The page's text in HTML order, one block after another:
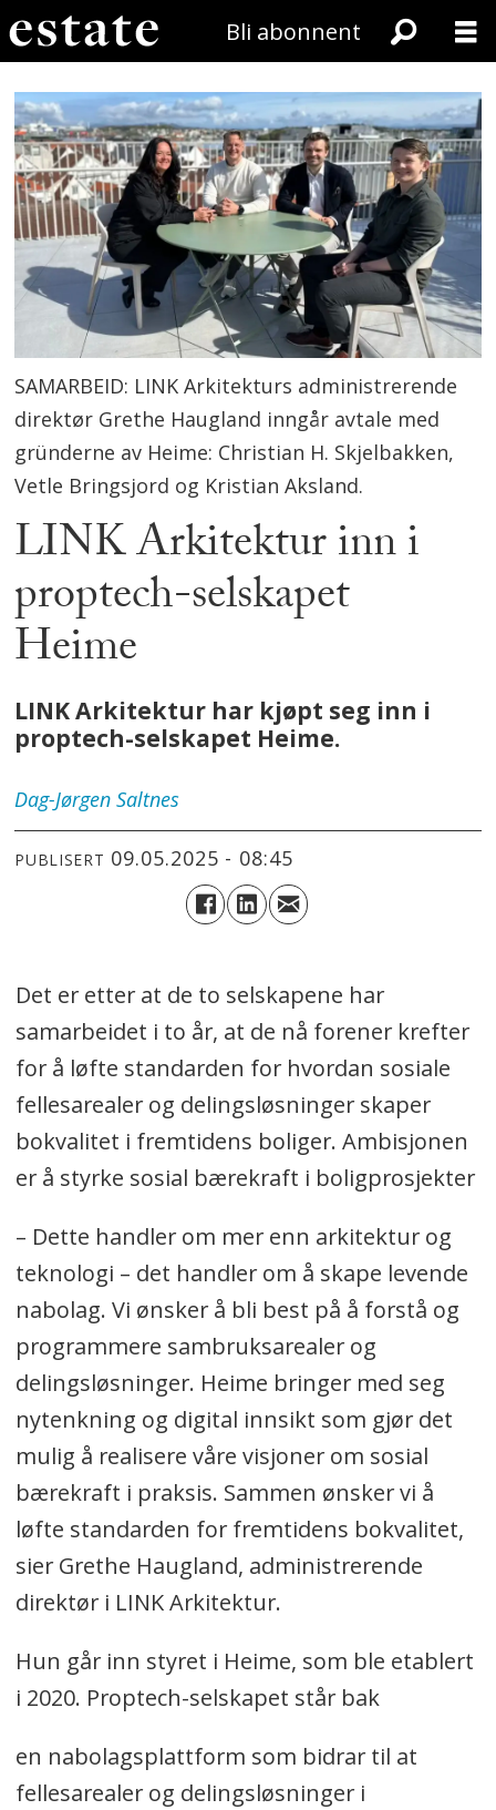
Bli abonnent
SAMARBEID: LINK Arkitekturs administrerende
direktør Grethe Haugland inngår avtale med
gründerne av Heime: Christian H. Skjelbakken,
Vetle Bringsjord og Kristian Aksland.
LINK Arkitektur inn i
proptech-selskapet
Heime
LINK Arkitektur har kjøpt seg inn i
proptech-selskapet Heime.
Dag-Jørgen Saltnes
PUBLISERT 09.05.2025 - 08:45
Det er etter at de to selskapene har
samarbeidet i to år, at de nå forener krefter
for å løfte standarden for hvordan sosiale
fellesarealer og delingsløsninger skaper
bokvalitet i fremtidens boliger. Ambisjonen
er å styrke sosial bærekraft i boligprosjekter
– Dette handler om mer enn arkitektur og
teknologi – det handler om å skape levende
nabolag. Vi ønsker å bli best på å forstå og
programmere sambruksarealer og
delingsløsninger. Heime bringer med seg
nytenkning og digital innsikt som gjør det
mulig å realisere våre visjoner om sosial
bærekraft i praksis. Sammen ønsker vi å
løfte standarden for fremtidens bokvalitet,
sier Grethe Haugland, administrerende
direktør i LINK Arkitektur.
Hun går inn styret i Heime, som ble etablert
i 2020. Proptech-selskapet står bak
en nabolagsplattform som bidrar til at
fellesarealer og delingsløsninger i